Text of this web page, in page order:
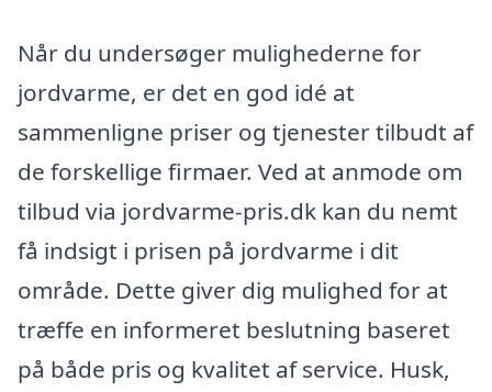
Når du undersøger mulighederne for
jordvarme, er det en god idé at
sammenligne priser og tjenester tilbudt af
de forskellige firmaer. Ved at anmode om
tilbud via jordvarme-pris.dk kan du nemt
få indsigt i prisen på jordvarme i dit
område. Dette giver dig mulighed for at
træffe en informeret beslutning baseret
på både pris og kvalitet af service. Husk,